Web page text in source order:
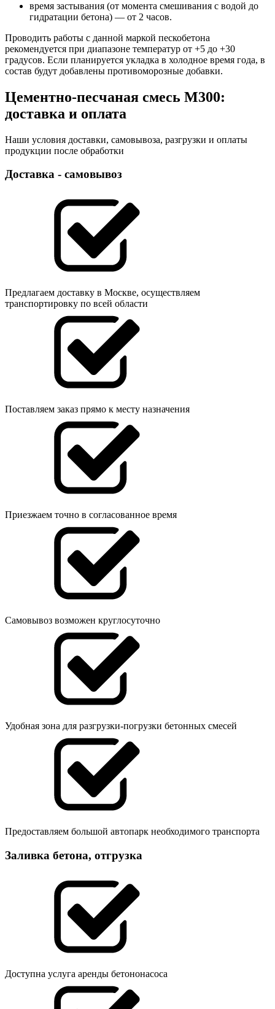
время застывания (от момента смешивания с водой до
гидратации бетона) ― от 2 часов.
Проводить работы с данной маркой пескобетона
рекомендуется при диапазоне температур от +5 до +30
градусов. Если планируется укладка в холодное время года, в
состав будут добавлены противоморозные добавки.
Цементно-песчаная смесь М300:
доставка и оплата
Наши условия доставки, самовывоза, разгрузки и оплаты
продукции после обработки
Доставка - самовывоз
Предлагаем доставку в Москве, осуществляем
транспортировку по всей области
Поставляем заказ прямо к месту назначения
Приезжаем точно в согласованное время
Самовывоз возможен круглосуточно
Удобная зона для разгрузки-погрузки бетонных смесей
Предоставляем большой автопарк необходимого транспорта
Заливка бетона, отгрузка
Доступна услуга аренды бетононасоса